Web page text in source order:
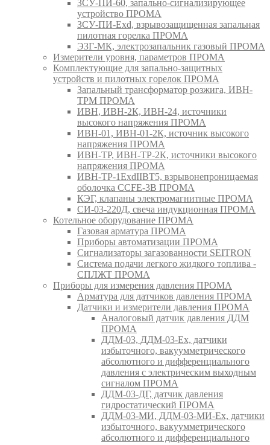
ЗСУ-ПИ-60, запально-сигнализирующее
устройство ПРОМА
ЗСУ-ПИ-Exd, взрывозащищенная запальная
пилотная горелка ПРОМА
ЭЗГ-МК, электрозапальник газовый ПРОМА
Измерители уровня, параметров ПРОМА
Комплектующие для запально-защитных
устройств и пилотных горелок ПРОМА
Запальный трансформатор розжига, ИВН-
ТРМ ПРОМА
ИВН, ИВН-2К, ИВН-24, источники
высокого напряжения ПРОМА
ИВН-01, ИВН-01-2К, источник высокого
напряжения ПРОМА
ИВН-ТР, ИВН-ТР-2К, источники высокого
напряжения ПРОМА
ИВН-ТР-1ExdIIBT5, взрывонепроницаемая
оболочка CCFE-3B ПРОМА
КЭГ, клапаны электромагнитные ПРОМА
СИ-03-220Д, свеча индукционная ПРОМА
Котельное оборудование ПРОМА
Газовая арматура ПРОМА
Приборы автоматизации ПРОМА
Сигнализаторы загазованности SEITRON
Система подачи легкого жидкого топлива -
СПЛЖТ ПРОМА
Приборы для измерения давления ПРОМА
Арматура для датчиков давления ПРОМА
Датчики и измерители давления ПРОМА
Аналоговый датчик давления ДДМ
ПРОМА
ДДМ-03, ДДМ-03-Ех, датчики
избыточного, вакуумметрического
абсолютного и дифференциального
давления с электрическим выходным
сигналом ПРОМА
ДДМ-03-ДГ, датчик давления
гидростатический ПРОМА
ДДМ-03-МИ, ДДМ-03-МИ-Ех, датчики
избыточного, вакуумметрического
абсолютного и дифференциального